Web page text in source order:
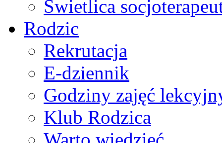
Świetlica
Rodzic
Rekrutacja
E-dziennik
Godziny zajęć
Klub Rodzica